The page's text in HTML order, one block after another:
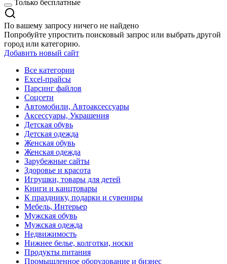
Только бесплатные
По вашему запросу ничего не найдено
Попробуйте упростить поисковый запрос или выбрать другой
город или категорию.
Добавить новый сайт
Все категории
Excel-прайсы
Парсинг файлов
Соцсети
Автомобили, Автоаксессуары
Аксессуары, Украшения
Детская обувь
Детская одежда
Женская обувь
Женская одежда
Зарубежные сайты
Здоровье и красота
Игрушки, товары для детей
Книги и канцтовары
К празднику, подарки и сувениры
Мебель, Интерьер
Мужская обувь
Мужская одежда
Недвижимость
Нижнее белье, колготки, носки
Продукты питания
Промышленное оборудование и бизнес